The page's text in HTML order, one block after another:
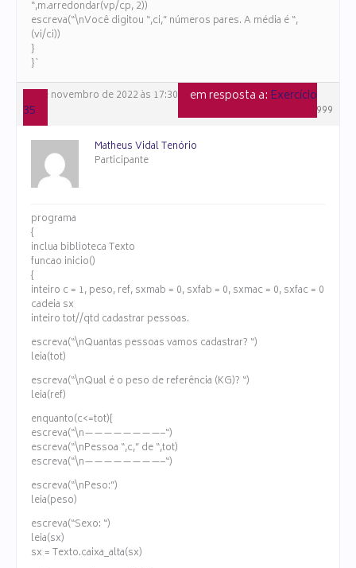
“,m.arredondar(vp/cp, 2))
escreva(“\nVocê digitou “,ci,” números pares. A média é “,
(vi/ci))
}
}`
28 de novembro de 2022 às 17:30
em resposta a: Exercício
35 #105999
Matheus Vidal Tenório
Participante
programa
{
inclua biblioteca Texto
funcao inicio()
{
inteiro c = 1, peso, ref, sxmab = 0, sxfab = 0, sxmac = 0, sxfac = 0
cadeia sx
inteiro tot//qtd cadastrar pessoas.
escreva(“\nQuantas pessoas vamos cadastrar? “)
leia(tot)
escreva(“\nQual é o peso de referência (KG)? “)
leia(ref)
enquanto(c<=tot){
escreva(“\n————————–“)
escreva(“\nPessoa “,c,” de “,tot)
escreva(“\n————————–“)
escreva(“\nPeso:”)
leia(peso)
escreva(“Sexo: “)
leia(sx)
sx = Texto.caixa_alta(sx)